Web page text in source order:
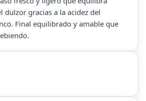
dulzor gracias a la acidez del
Final equilibrado y amable que